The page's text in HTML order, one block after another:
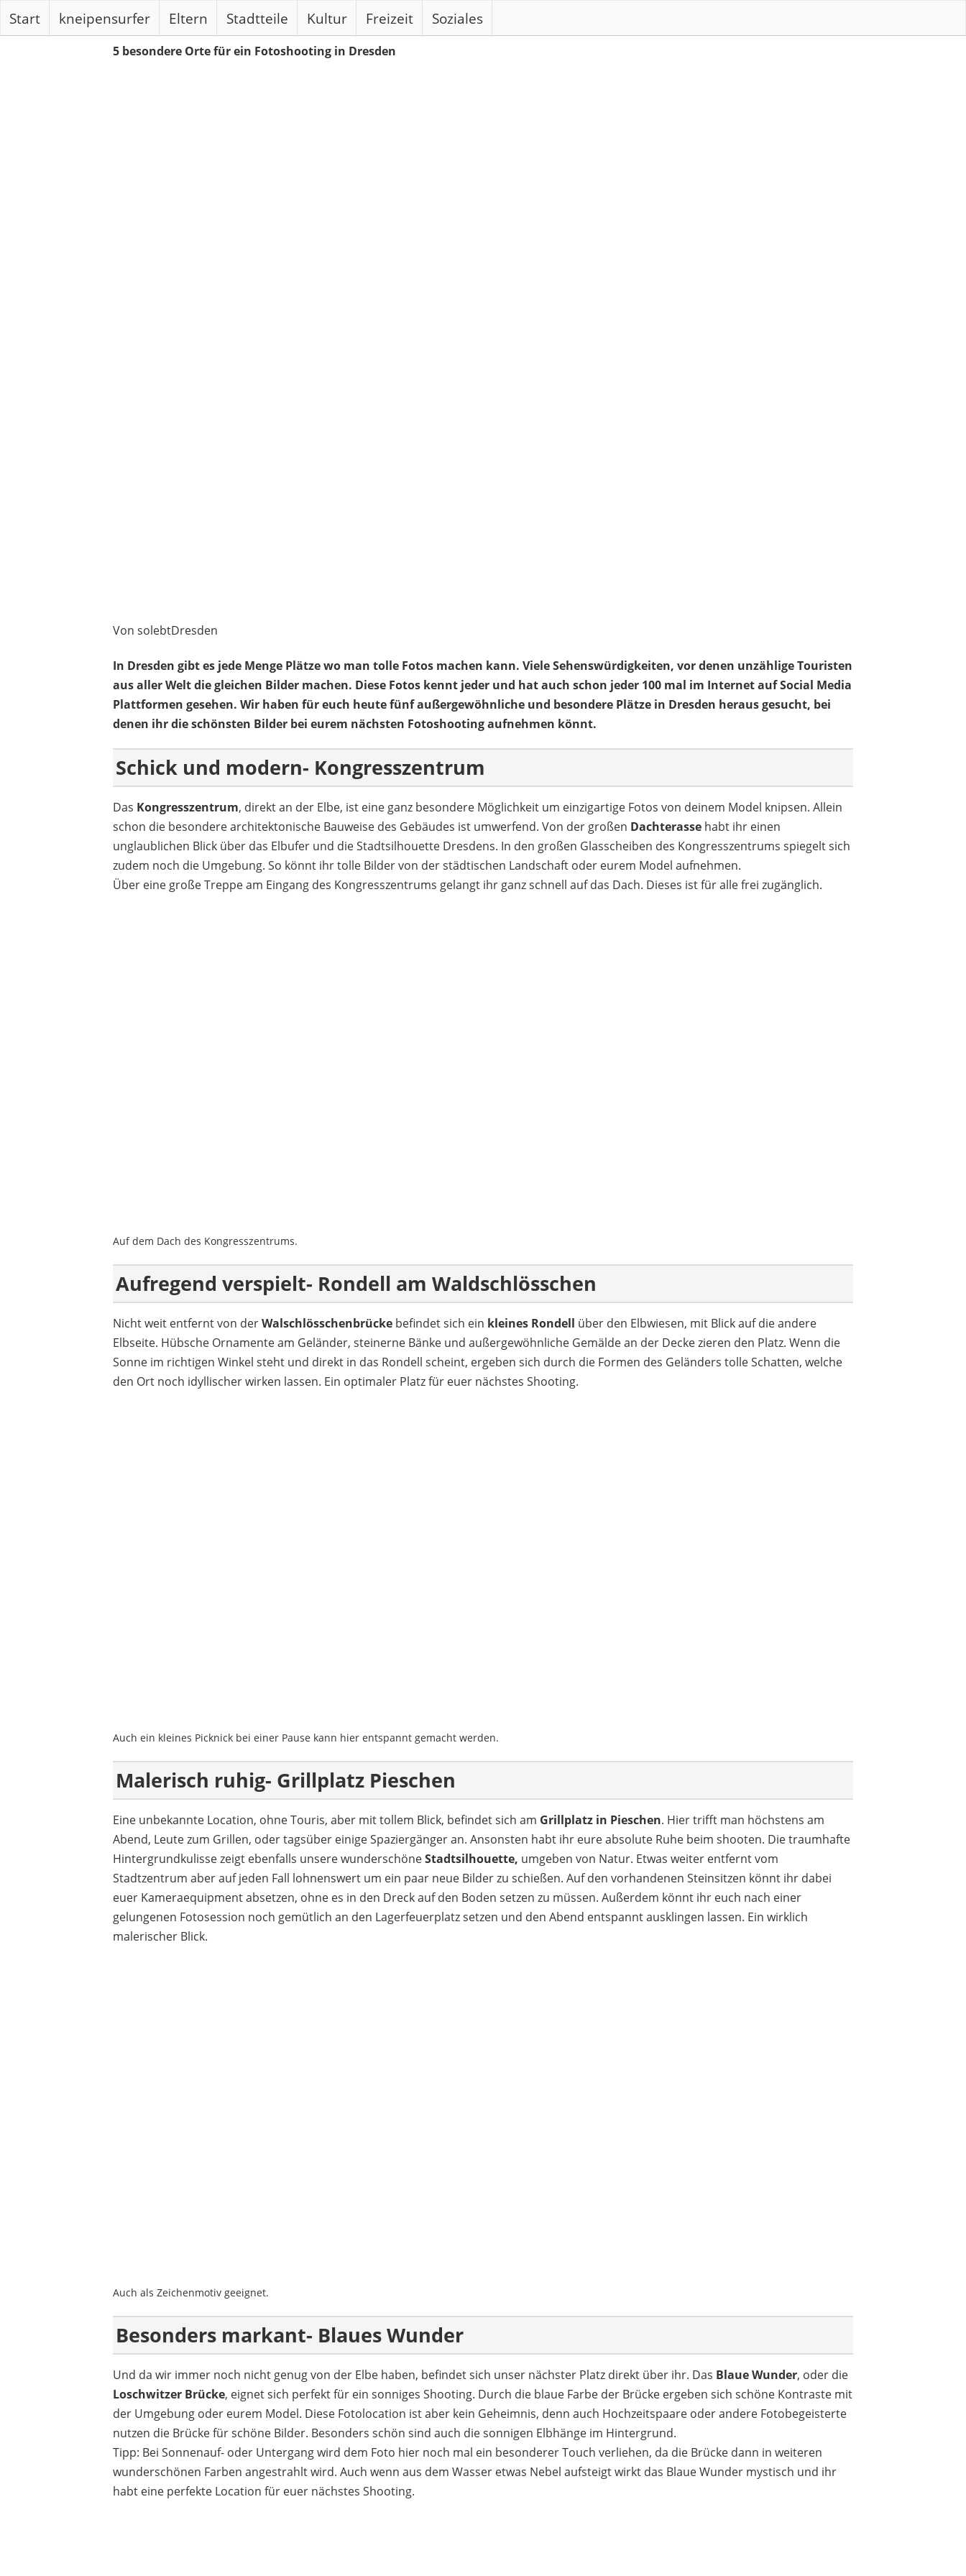
Start kneipensurfer Eltern Stadtteile Kultur Freizeit Soziales
5 besondere Orte für ein Fotoshooting in Dresden
Von solebtDresden
In Dresden gibt es jede Menge Plätze wo man tolle Fotos machen kann. Viele Sehenswürdigkeiten, vor denen unzählige Touristen
aus aller Welt die gleichen Bilder machen. Diese Fotos kennt jeder und hat auch schon jeder 100 mal im Internet auf Social Media
Plattformen gesehen. Wir haben für euch heute fünf außergewöhnliche und besondere Plätze in Dresden heraus gesucht, bei
denen ihr die schönsten Bilder bei eurem nächsten Fotoshooting aufnehmen könnt.
Schick und modern- Kongresszentrum
Das Kongresszentrum, direkt an der Elbe, ist eine ganz besondere Möglichkeit um einzigartige Fotos von deinem Model knipsen. Allein
schon die besondere architektonische Bauweise des Gebäudes ist umwerfend. Von der großen Dachterasse habt ihr einen
unglaublichen Blick über das Elbufer und die Stadtsilhouette Dresdens. In den großen Glasscheiben des Kongresszentrums spiegelt sich
zudem noch die Umgebung. So könnt ihr tolle Bilder von der städtischen Landschaft oder eurem Model aufnehmen.
Über eine große Treppe am Eingang des Kongresszentrums gelangt ihr ganz schnell auf das Dach. Dieses ist für alle frei zugänglich.
Auf dem Dach des Kongresszentrums.
Aufregend verspielt- Rondell am Waldschlösschen
Nicht weit entfernt von derWalschlösschenbrücke befindet sich ein kleines Rondell über den Elbwiesen, mit Blick auf die andere
Elbseite. Hübsche Ornamente am Geländer, steinerne Bänke und außergewöhnliche Gemälde an der Decke zieren den Platz. Wenn die
Sonne im richtigen Winkel steht und direkt in das Rondell scheint, ergeben sich durch die Formen des Geländers tolle Schatten, welche
den Ort noch idyllischer wirken lassen. Ein optimaler Platz für euer nächstes Shooting.
Auch ein kleines Picknick bei einer Pause kann hier entspannt gemacht werden.
Malerisch ruhig- Grillplatz Pieschen
Eine unbekannte Location, ohne Touris, aber mit tollem Blick, befindet sich am Grillplatz in Pieschen. Hier trifft man höchstens am
Abend, Leute zum Grillen, oder tagsüber einige Spaziergänger an. Ansonsten habt ihr eure absolute Ruhe beim shooten. Die traumhafte
Hintergrundkulisse zeigt ebenfalls unsere wunderschöneStadtsilhouette, umgeben von Natur. Etwas weiter entfernt vom
Stadtzentrum aber auf jeden Fall lohnenswert um ein paar neue Bilder zu schießen. Auf den vorhandenen Steinsitzen könnt ihr dabei
euer Kameraequipment absetzen, ohne es in den Dreck auf den Boden setzen zu müssen. Außerdem könnt ihr euch nach einer
gelungenen Fotosession noch gemütlich an den Lagerfeuerplatz setzen und den Abend entspannt ausklingen lassen. Ein wirklich
malerischer Blick.
Auch als Zeichenmotiv geeignet.
Besonders markant- Blaues Wunder
Und da wir immer noch nicht genug von der Elbe haben, befindet sich unser nächster Platz direkt über ihr. Das Blaue Wunder, oder die
Loschwitzer Brücke, eignet sich perfekt für ein sonniges Shooting. Durch die blaue Farbe der Brücke ergeben sich schöne Kontraste mit
der Umgebung oder eurem Model. Diese Fotolocation ist aber kein Geheimnis, denn auch Hochzeitspaare oder andere Fotobegeisterte
nutzen die Brücke für schöne Bilder. Besonders schön sind auch die sonnigen Elbhänge im Hintergrund.
Tipp: Bei Sonnenauf- oder Untergang wird dem Foto hier noch mal ein besonderer Touch verliehen, da die Brücke dann in weiteren
wunderschönen Farben angestrahlt wird. Auch wenn aus dem Wasser etwas Nebel aufsteigt wirkt das Blaue Wunder mystisch und ihr
habt eine perfekte Location für euer nächstes Shooting.